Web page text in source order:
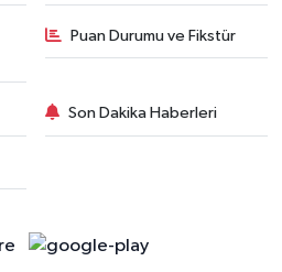
Puan Durumu ve Fikstür
Son Dakika Haberleri